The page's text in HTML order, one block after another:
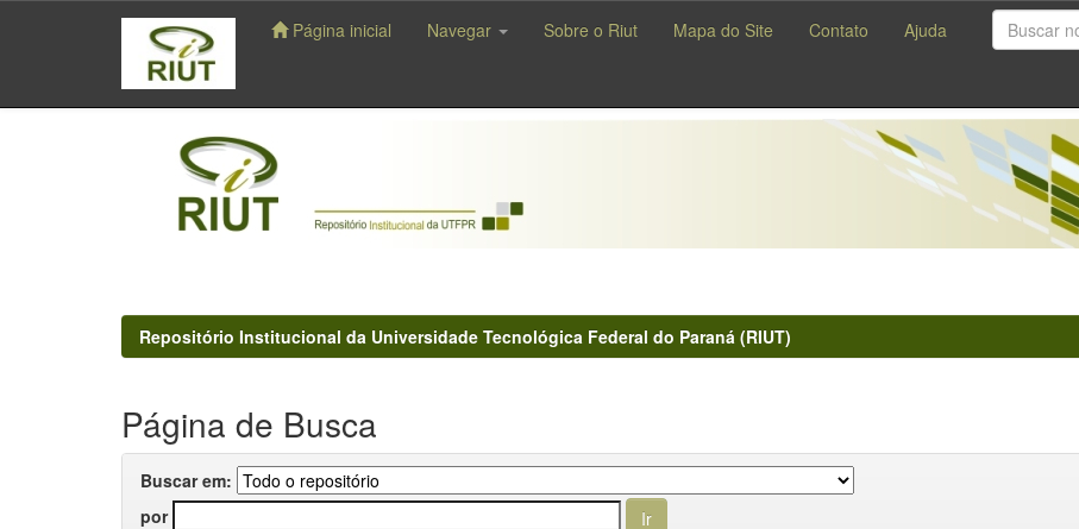
navigation
Página inicial Navegar Sobre o Riut Mapa do Site Contato Ajuda
Repositório Institucional da Universidade Tecnológica Federal do Paraná (RIUT)
Página de Busca
Buscar em:
por